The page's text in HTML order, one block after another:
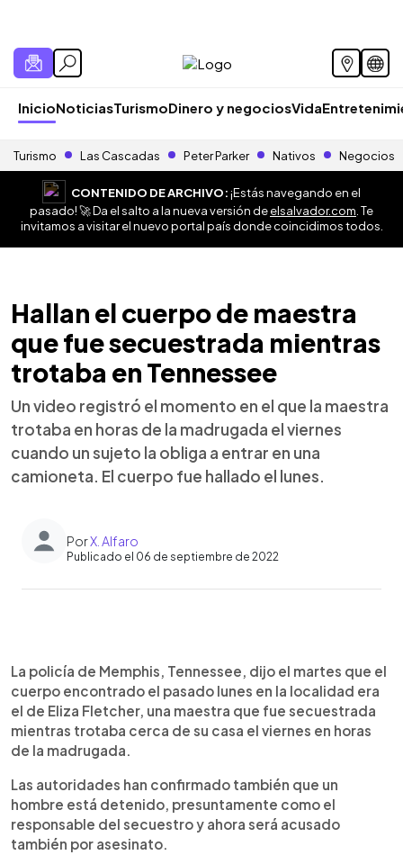
InicioNoticiasTurismoDinero y negociosVida
Turismo Las Cascadas Peter Parker Nativos Negocios
CONTENIDO DE ARCHIVO:¡Estás navegando en el
pasado! 🚀 Da el salto a la nueva versión deelsalvador.com . Te
invitamos a visitar el nuevo portal país donde coincidimos todos.
Hallan el cuerpo de maestra
que fue secuestrada mientras
trotaba en Tennessee
Un video registró el momento en el que la maestra
trotaba en horas de la madrugada el viernes
cuando un sujeto la obliga a entrar en una
camioneta. El cuerpo fue hallado el lunes.
PorX. Alfaro
Publicado el 06 de septiembre de 2022
► Escuchar artículo
La policía de Memphis, Tennessee, dijo el martes que el
cuerpo encontrado el pasado lunes en la localidad era
el de Eliza Fletcher, una maestra que fue secuestrada
mientras trotaba cerca de su casa el viernes en horas
de la madrugada.
Las autoridades han confirmado también que un
hombre está detenido, presuntamente como el
responsable del secuestro y ahora será acusado
también por asesinato.